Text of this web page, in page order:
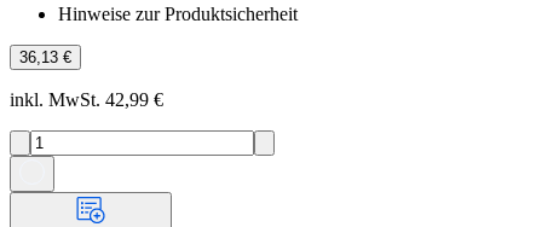
Hinweise zur Produktsicherheit
36,13 €
inkl. MwSt. 42,99 €